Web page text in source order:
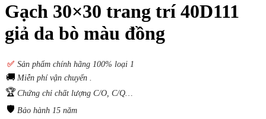
Gạch 30×30 trang trí 40D111
giả da bò màu đồng
✅ Sản phẩm chính hãng 100% loại 1
🚚 Miễn phí vận chuyển .
🏆Chứng chỉ chất lượng C/O, C/Q…
🛡️ Bảo hành 15 năm